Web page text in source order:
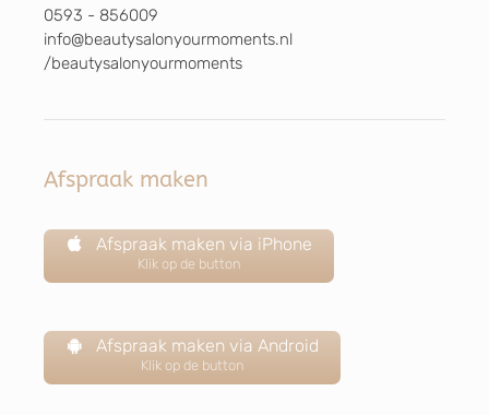
0593 - 856009
info@beautysalonyourmoments.nl
/beautysalonyourmoments
Afspraak maken
Afspraak maken via iPhone
Klik op de button
Afspraak maken via Android
Klik op de button